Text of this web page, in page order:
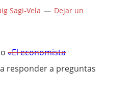
Sagi-Vela
Dejar un
«El economista
responder a preguntas